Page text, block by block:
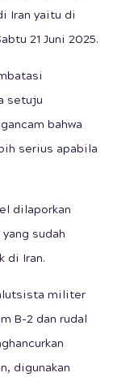
Iran yaitu di
21 Juni 2025.
setuju
bahwa
serius apabila
dilaporkan
sudah
di Iran.
militer
B-2 dan rudal
digunakan